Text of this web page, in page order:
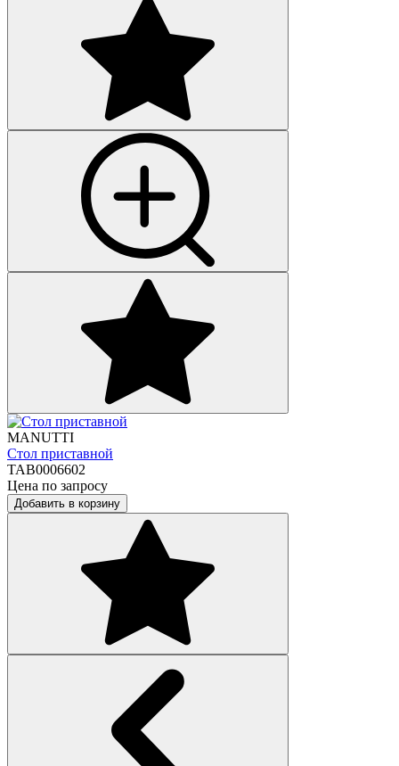
MANUTTI
Стол приставной
TAB0006602
Цена по запросу
Добавить в корзину